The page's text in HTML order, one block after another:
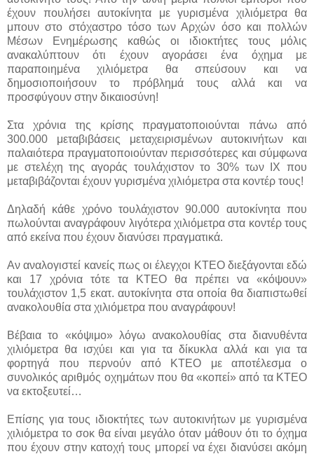
έχουν πουλήσει αυτοκίνητα με γυρισμένα χιλιόμετρα θα
μπουν στο στόχαστρο τόσο των Αρχών όσο και πολλών
Μέσων Ενημέρωσης καθώς οι ιδιοκτήτες τους μόλις
ανακαλύπτουν ότι έχουν αγοράσει ένα όχημα με
παραποιημένα χιλιόμετρα θα σπεύσουν και να
δημοσιοποιήσουν το πρόβλημά τους αλλά και να
προσφύγουν στην δικαιοσύνη!
Στα χρόνια της κρίσης πραγματοποιούνται πάνω από
300.000 μεταβιβάσεις μεταχειρισμένων αυτοκινήτων και
παλαιότερα πραγματοποιούνταν περισσότερες και σύμφωνα
με στελέχη της αγοράς τουλάχιστον το 30% των ΙΧ που
μεταβιβάζονται έχουν γυρισμένα χιλιόμετρα στα κοντέρ τους!
Δηλαδή κάθε χρόνο τουλάχιστον 90.000 αυτοκίνητα που
πωλούνται αναγράφουν λιγότερα χιλιόμετρα στα κοντέρ τους
από εκείνα που έχουν διανύσει πραγματικά.
Αν αναλογιστεί κανείς πως οι έλεγχοι ΚΤΕΟ διεξάγονται εδώ
και 17 χρόνια τότε τα ΚΤΕΟ θα πρέπει να «κόψουν»
τουλάχιστον 1,5 εκατ. αυτοκίνητα στα οποία θα διαπιστωθεί
ανακολουθία στα χιλιόμετρα που αναγράφουν!
Βέβαια το «κόψιμο» λόγω ανακολουθίας στα διανυθέντα
χιλιόμετρα θα ισχύει και για τα δίκυκλα αλλά και για τα
φορτηγά που περνούν από ΚΤΕΟ με αποτέλεσμα ο
συνολικός αριθμός οχημάτων που θα «κοπεί» από τα ΚΤΕΟ
να εκτοξευτεί…
Επίσης για τους ιδιοκτήτες των αυτοκινήτων με γυρισμένα
χιλιόμετρα το σοκ θα είναι μεγάλο όταν μάθουν ότι το όχημα
που έχουν στην κατοχή τους μπορεί να έχει διανύσει ακόμη